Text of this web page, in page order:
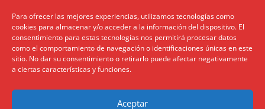
Para ofrecer las mejores experiencias, utilizamos tecnologías como
cookies para almacenar y/o acceder a la información del dispositivo. El
consentimiento para estas tecnologías nos permitirá procesar datos
como el comportamiento de navegación o identificaciones únicas en este
sitio. No dar su consentimiento o retirarlo puede afectar negativamente
a ciertas características y funciones.
Aceptar
info@humanusconsulting.com
LISBOA
R. Joaquim António de Aguiar
1070 – 150 Lisboa
Tel: (+34) 952 112 561
info@humanusconsulting.com